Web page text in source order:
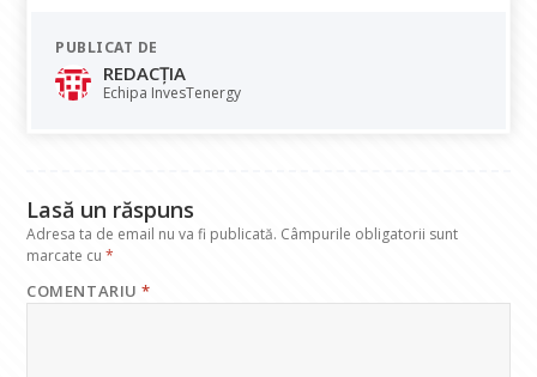
e
b
o
at
s
A dI
PUBLICAT DE
REDACȚIA
Echipa InvesTenergy
Lasă un răspuns
Adresa ta de email nu va fi publicată. Câmpurile obligatorii sunt
marcate cu*
COMENTARIU*